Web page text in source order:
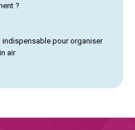
?
indispensable pour organiser
air